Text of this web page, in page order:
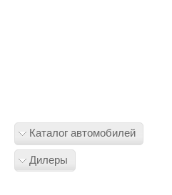
Каталог автомобилей
Дилеры